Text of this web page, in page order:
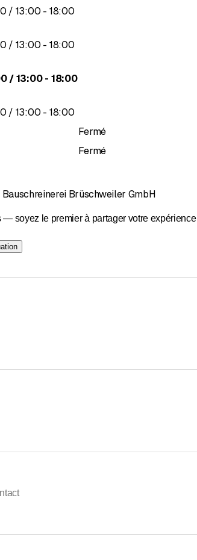
dans les cuisines en bois massif, les
les meubles de salle de bains, les armoires
nos produits bénéficient d'un traitement de
/ 13:00 - jusqu’à
18:00
/ 13:00 - jusqu’à
18:00
/ 13:00 - jusqu’à
18:00
/ 13:00 - jusqu’à
18:00
Fermé
Fermé
Brüschweiler GmbH
— soyez le premier à partager votre expérience